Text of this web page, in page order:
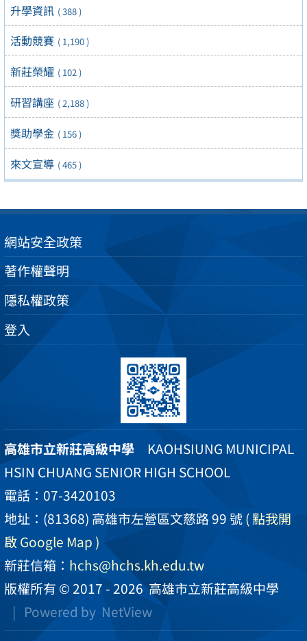
升學資訊 ( 388 )
活動競賽 ( 1,190 )
新莊榮耀 ( 102 )
研習講座 ( 2,188 )
獎助學金 ( 156 )
來文宣導 ( 465 )
網站安全政策
著作權聲明
隱私權政策
登入
高雄市立新莊高級中學 KAOHSIUNG MUNICIPAL
HSIN CHUANG SENIOR HIGH SCHOOL
電話：07-3420103
地址：(81368) 高雄市左營區文慈路 99 號( 點我開
啟 Google Map )
新莊信箱： hchs@hchs.kh.edu.tw
版權所有 © 2017 - 2026高雄市立新莊高級中學
| Powered by NetView